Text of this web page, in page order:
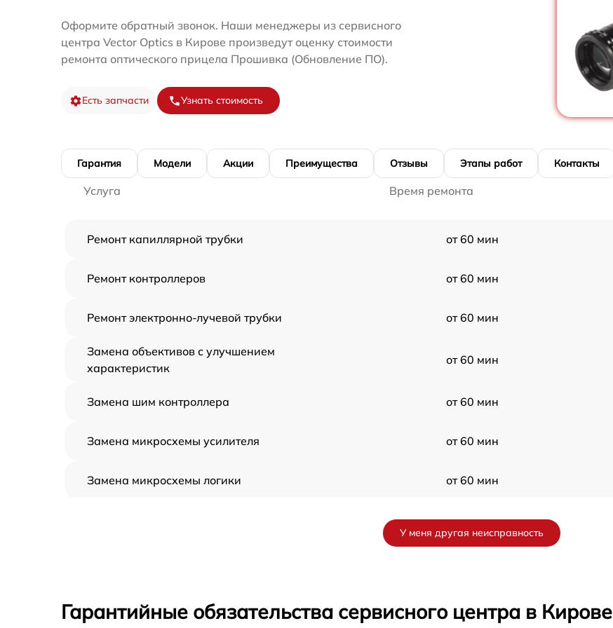
Оформите обратный звонок. Наши менеджеры из сервисного
центра Vector Optics в Кирове произведут оценку стоимости
ремонта оптического прицела Прошивка (Обновление ПО).
Есть запчасти Узнать стоимость
Гарантия Модели Акции Преимущества Отзывы Этапы работ Контакты
Услуга Время ремонта
Ремонт капиллярной трубки от 60 мин
Ремонт контроллеров от 60 мин
Ремонт электронно-лучевой трубки от 60 мин
Замена объективов с улучшением
характеристик
от 60 мин
Замена шим контроллера от 60 мин
Замена микросхемы усилителя от 60 мин
Замена микросхемы логики от 60 мин
от 60 мин
Калибровка и настройка тепловизора
У меня другая неисправность
Гарантийные обязательства сервисного центра в Кирове